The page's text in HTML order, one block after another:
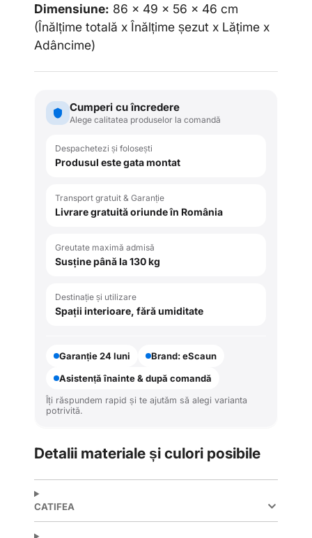
Dimensiune: 86 x 49 x 56 x 46 cm
(Înălțime totală x Înălțime șezut x Lățime x
Adâncime)
Cumperi cu încredere
Alege calitatea produselor la comandă
Despachetezi și folosești
Produsul este gata montat
Transport gratuit & Garanție
Livrare gratuită oriunde în România
Greutate maximă admisă
Susține până la 130 kg
Destinație și utilizare
Spații interioare, fără umiditate
Garanție 24 luni
Brand: eScaun
Asistență înainte & după comandă
Îți răspundem rapid și te ajutăm să alegi varianta
potrivită.
Detalii materiale și culori posibile
CATIFEA